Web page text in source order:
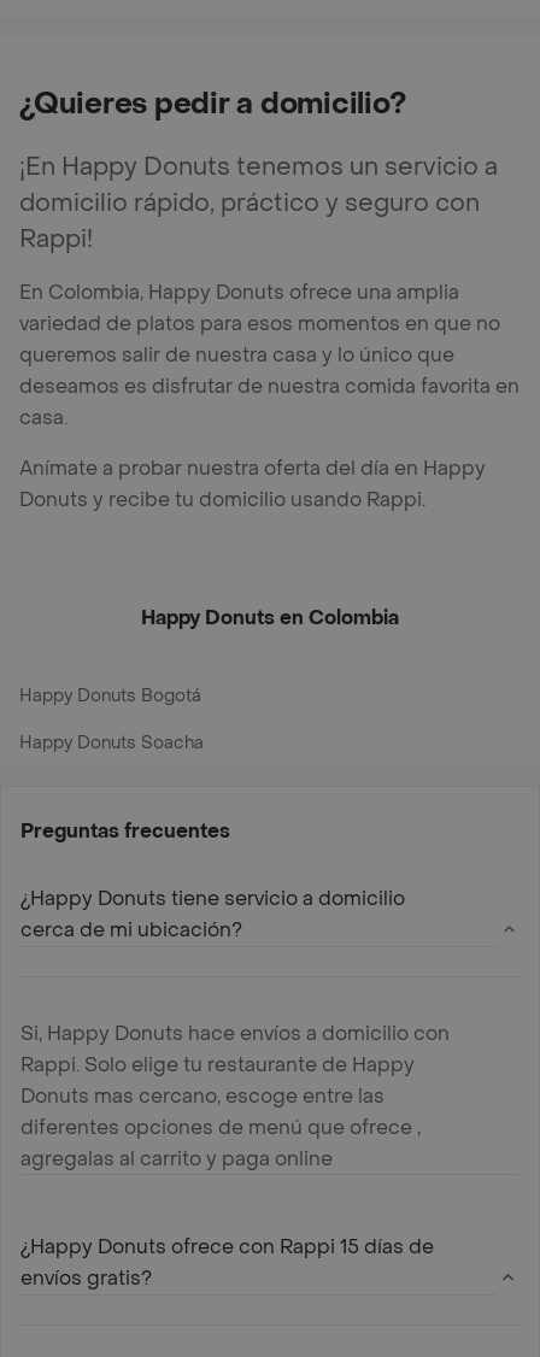
¿Quieres pedir a domicilio?
¡En Happy Donuts tenemos un servicio a
domicilio rápido, práctico y seguro con
Rappi!
En Colombia, Happy Donuts ofrece una amplia
variedad de platos para esos momentos en que no
queremos salir de nuestra casa y lo único que
deseamos es disfrutar de nuestra comida favorita en
casa.
Anímate a probar nuestra oferta del día en Happy
Donuts y recibe tu domicilio usando Rappi.
Happy Donuts en Colombia
Happy Donuts Bogotá
Happy Donuts Soacha
Preguntas frecuentes
¿Happy Donuts tiene servicio a domicilio
cerca de mi ubicación?
Si, Happy Donuts hace envíos a domicilio con
Rappi. Solo elige tu restaurante de Happy
Donuts mas cercano, escoge entre las
diferentes opciones de menú que ofrece ,
agregalas al carrito y paga online
¿Happy Donuts ofrece con Rappi 15 días de
envíos gratis?